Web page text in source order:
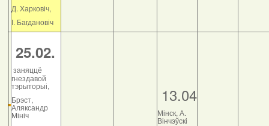
Д. Харковіч,
І. Багдановіч
25.02.
заняццё
гнездавой
тэрыторыі,
Брэст,
Аляксандр
Мініч
13.04
Мінск, А.
Вінчэўскі